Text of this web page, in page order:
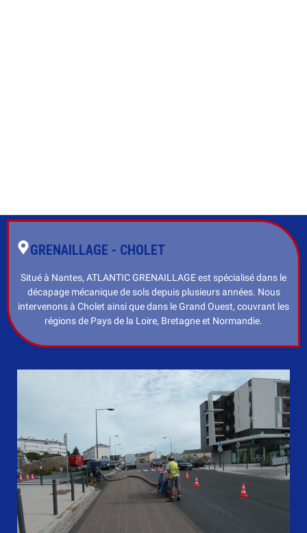
GRENAILLAGE - CHOLET
Situé à Nantes, ATLANTIC GRENAILLAGE est spécialisé dans le
décapage mécanique de sols depuis plusieurs années. Nous
intervenons à Cholet ainsi que dans le Grand Ouest, couvrant les
régions de Pays de la Loire, Bretagne et Normandie.